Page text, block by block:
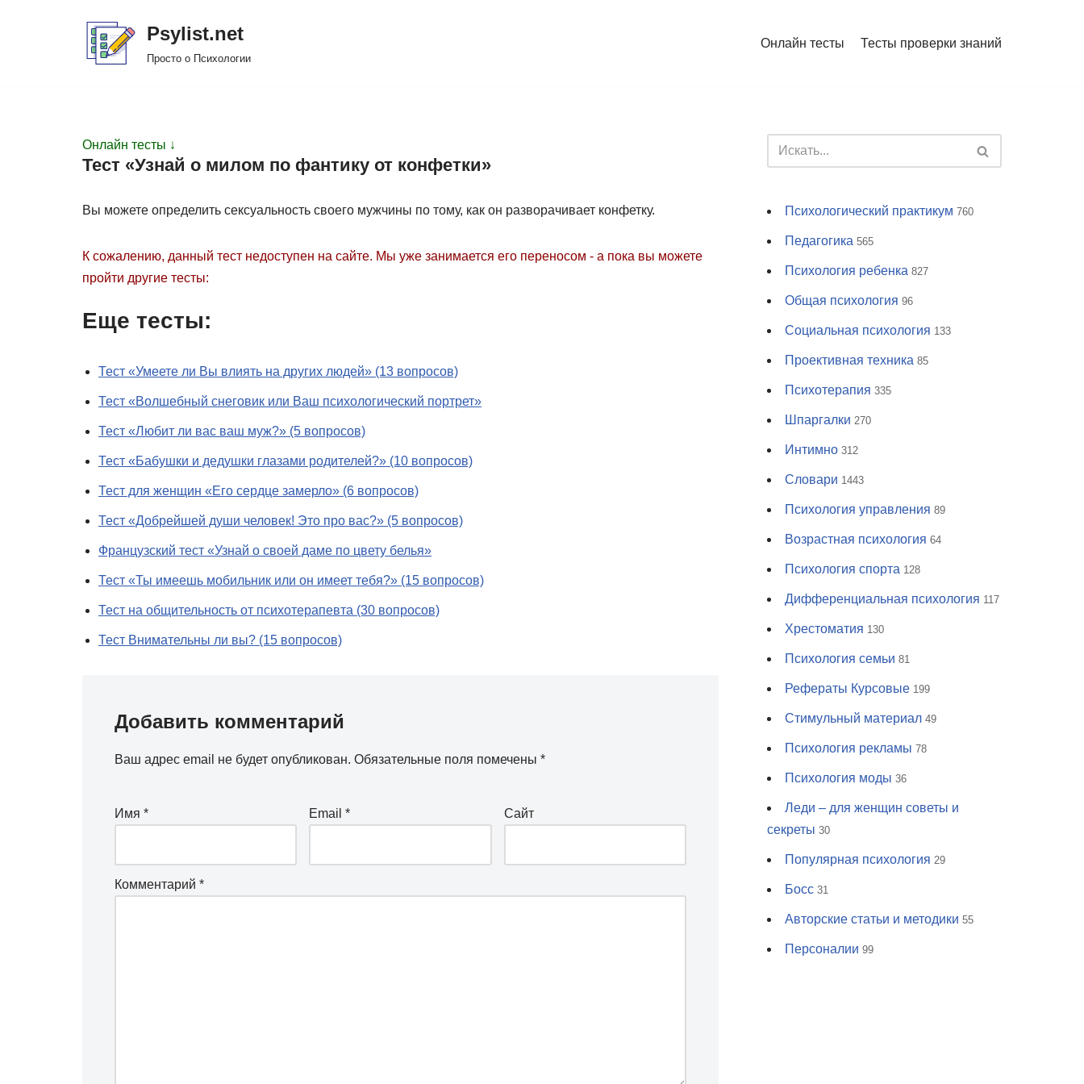
Psylist.net
Просто о Психологии
Онлайн тесты Тесты проверки знаний
Онлайн тесты ↓
Тест «Узнай о милом по фантику от конфетки»
Вы можете определить сексуальность своего мужчины по тому, как он разворачивает конфетку.
К сожалению, данный тест недоступен на сайте. Мы уже занимается его переносом - а пока вы можете
пройти другие тесты:
Еще тесты:
Тест «Умеете ли Вы влиять на других людей» (13 вопросов)
Тест «Волшебный снеговик или Ваш психологический портрет»
Тест «Любит ли вас ваш муж?» (5 вопросов)
Тест «Бабушки и дедушки глазами родителей?» (10 вопросов)
Тест для женщин «Его сердце замерло» (6 вопросов)
Тест «Добрейшей души человек! Это про вас?» (5 вопросов)
Французский тест «Узнай о своей даме по цвету белья»
Тест «Ты имеешь мобильник или он имеет тебя?» (15 вопросов)
Тест на общительность от психотерапевта (30 вопросов)
Тест Внимательны ли вы? (15 вопросов)
Добавить комментарий
Ваш адрес email не будет опубликован. Обязательные поля помечены *
Имя * Email* Сайт
Комментарий *
Психологический практикум 760
Педагогика 565
Психология ребенка 827
Общая психология 96
Социальная психология 133
Проективная техника 85
Психотерапия 335
Шпаргалки 270
Интимно 312
Словари 1443
Психология управления 89
Возрастная психология 64
Психология спорта 128
Дифференциальная психология 117
Хрестоматия 130
Психология семьи 81
Рефераты Курсовые 199
Стимульный материал 49
Психология рекламы 78
Психология моды 36
Леди – для женщин советы и
секреты 30
Популярная психология 29
Босс 31
Авторские статьи и методики 55
Персоналии 99